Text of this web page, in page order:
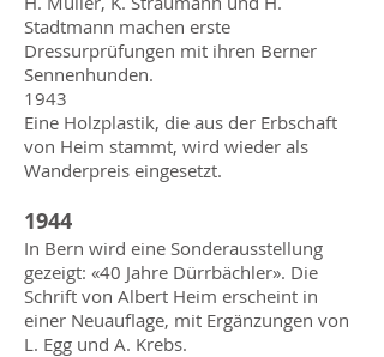
Stadtmann machen erste
Dressurprüfungen mit ihren Berner
Sennenhunden.
1943
Eine Holzplastik, die aus der Erbschaft
von Heim stammt, wird wieder als
Wanderpreis eingesetzt.
1944
In Bern wird eine Sonderausstellung
gezeigt: «40 Jahre Dürrbächler». Die
Schrift von Albert Heim erscheint in
einer Neuauflage, mit Ergänzungen von
L. Egg und A. Krebs.